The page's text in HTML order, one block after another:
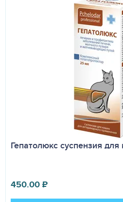
Гепатолюкс суспензия
450.00₽